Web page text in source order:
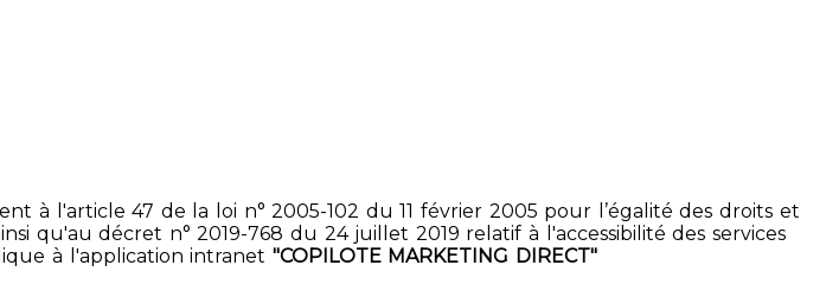
à l'article 47 de la loi n° 2005-102 du 11 février 2005 pour l’égalité des droits et
qu'au décret n° 2019-768 du 24 juillet 2019 relatif à l'accessibilité des services
à l'application intranet "COPILOTE MARKETING DIRECT"